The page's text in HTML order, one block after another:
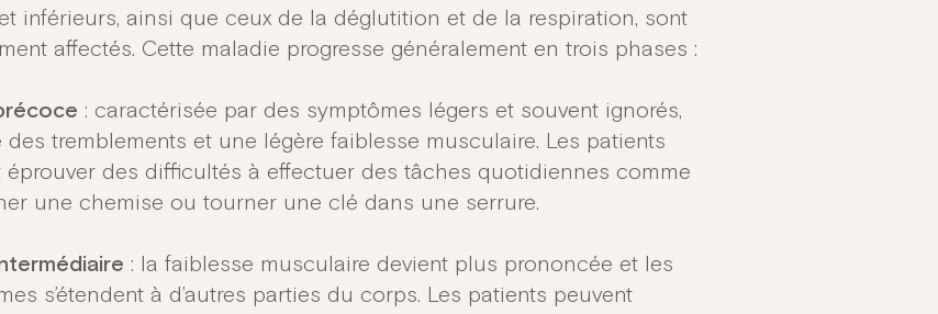
inférieurs, ainsi que ceux de la déglutition et de la respiration, sont
affectés. Cette maladie progresse généralement en trois phases :
: caractérisée par des symptômes légers et souvent ignorés,
des tremblements et une légère faiblesse musculaire. Les patients
éprouver des difficultés à effectuer des tâches quotidiennes comme
une chemise ou tourner une clé dans une serrure.
: la faiblesse musculaire devient plus prononcée et les
s’étendent à d’autres parties du corps. Les patients peuvent